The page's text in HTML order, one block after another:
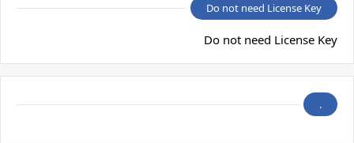
Do not need License Key
Do not need License Key
.